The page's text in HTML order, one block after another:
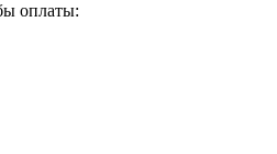
оплаты: